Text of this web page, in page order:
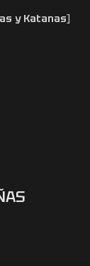
y Katanas]